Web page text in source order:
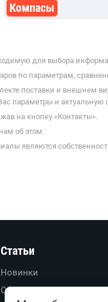
Компасы
для выбора
по параметрам,
поставки и внешнем
параметры и актуальную
на кнопку «Контакты».
об этом.
являются
Статьи
Новинки
Обзоры